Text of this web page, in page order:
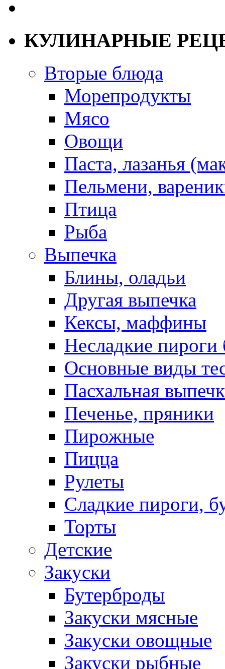
КУЛИНАРНЫЕ
Вторые блюда
Морепродукты
Мясо
Овощи
Паста, лазанья
Пельмени,
Птица
Рыба
Выпечка
Блины, оладьи
Другая выпечка
Кексы, маффины
Несладкие пироги
Основные виды
Пасхальная
Печенье, пряники
Пирожные
Пицца
Рулеты
Сладкие пироги,
Торты
Детские
Закуски
Бутерброды
Закуски мясные
Закуски овощные
Закуски рыбные